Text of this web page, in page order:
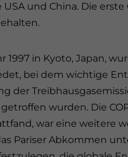
und China. Die erste
1997 in Kyoto, Japan,
bei dem wichtige
der
wurden. Die
war eine weitere
Pariser Abkommen